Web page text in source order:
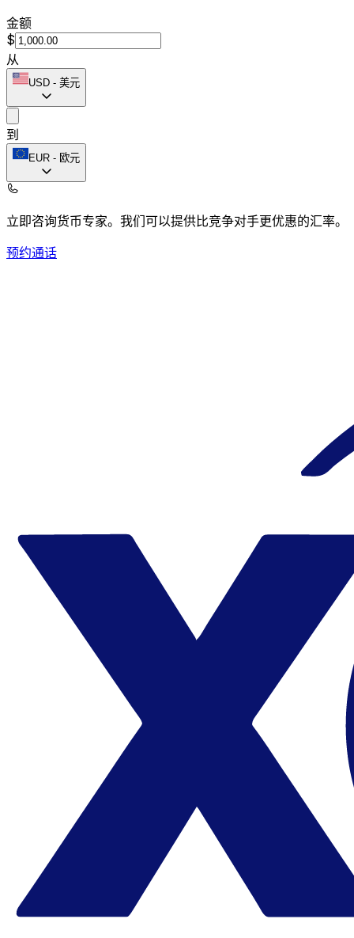
金额
$
从
USD - 美元
到
EUR - 欧元
立即咨询货币专家。 我们可以提供比竞争对手更优惠的汇率。
预约通话